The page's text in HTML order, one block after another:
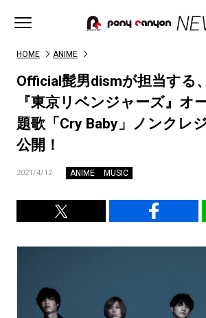
HOME ANIME
Official髭男dismが担当する
『東京リベンジャーズ』オ
題歌「Cry Baby」ノンクレ
公開！
2021/4/12 ANIME MUSIC